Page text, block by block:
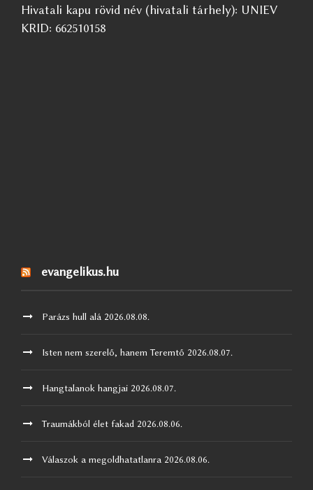
Hivatali kapu rövid név (hivatali tárhely): UNIEV
KRID: 662510158
evangelikus.hu
Parázs hull alá 2026.08.08.
Isten nem szerelő, hanem Teremtő 2026.08.07.
Hangtalanok hangjai 2026.08.07.
Traumákból élet fakad 2026.08.06.
Válaszok a megoldhatatlanra 2026.08.06.